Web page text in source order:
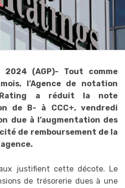
(AGP)- Tout comme
l’Agence de notation
Rating a réduit la note
de B- à CCC+, vendredi
due à l’augmentation des
de remboursement de la
justifient cette décote. Le
de trésorerie dues à une